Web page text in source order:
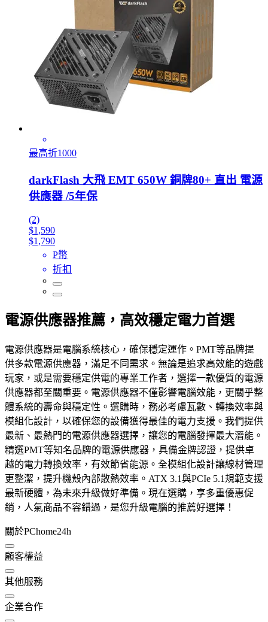
最高折1000
darkFlash 大飛 EMT 650W 銅牌80+ 直出 電源
供應器 /5年保
(2)
$1,590
$1,790
P幣
折扣
電源供應器推薦，高效穩定電力首選
電源供應器是電腦系統核心，確保穩定運作。PMT等品牌提
供多款電源供應器，滿足不同需求。無論是追求高效能的遊戲
玩家，或是需要穩定供電的專業工作者，選擇一款優質的電源
供應器都至關重要。電源供應器不僅影響電腦效能，更關乎整
體系統的壽命與穩定性。選購時，務必考慮瓦數、轉換效率與
模組化設計，以確保您的設備獲得最佳的電力支援。我們提供
最新、最熱門的電源供應器選擇，讓您的電腦發揮最大潛能。
精選PMT等知名品牌的電源供應器，具備金牌認證，提供卓
越的電力轉換效率，有效節省能源。全模組化設計讓線材管理
更整潔，提升機殼內部散熱效率。ATX 3.1與PCIe 5.1規範支援
最新硬體，為未來升級做好準備。現在選購，享多重優惠促
銷，人氣商品不容錯過，是您升級電腦的推薦好選擇！
關於PChome24h
顧客權益
其他服務
企業合作